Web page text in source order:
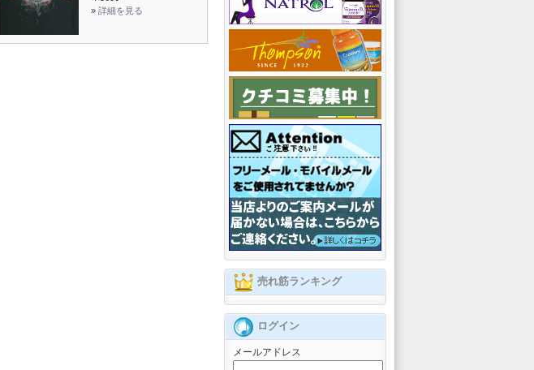
» 詳細を見る
売れ筋ランキング
ログイン
メールアドレス